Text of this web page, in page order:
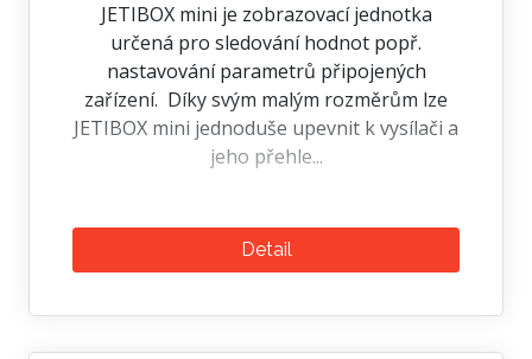
JETIBOX mini je zobrazovací jednotka
určená pro sledování hodnot popř.
nastavování parametrů připojených
zařízení. Díky svým malým rozměrům lze
JETIBOX mini jednoduše upevnit k vysílači a
jeho přehle...
Detail